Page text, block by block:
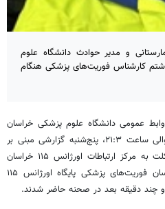
و مدیر حوادث دانشگاه علوم
کارشناس فوریت‌های پزشکی هنگام
عمومی دانشگاه علوم پزشکی خراسان
شمالی تقی دولت آبادی بیان کرد: حوالی ساعت ۲۱:۳، پنج‌شنبه گزارشی مبنی بر
تصادف خودروی پژو ۲۰۶ و موتورسیکلت به مرکز ارتباطات اورژانس ۱۱۵ خراسان
شمالی اعلام شد و بلافاصله کارشناسان فوریت‌های پزشکی پایگاه اورژانس ۱۱۵